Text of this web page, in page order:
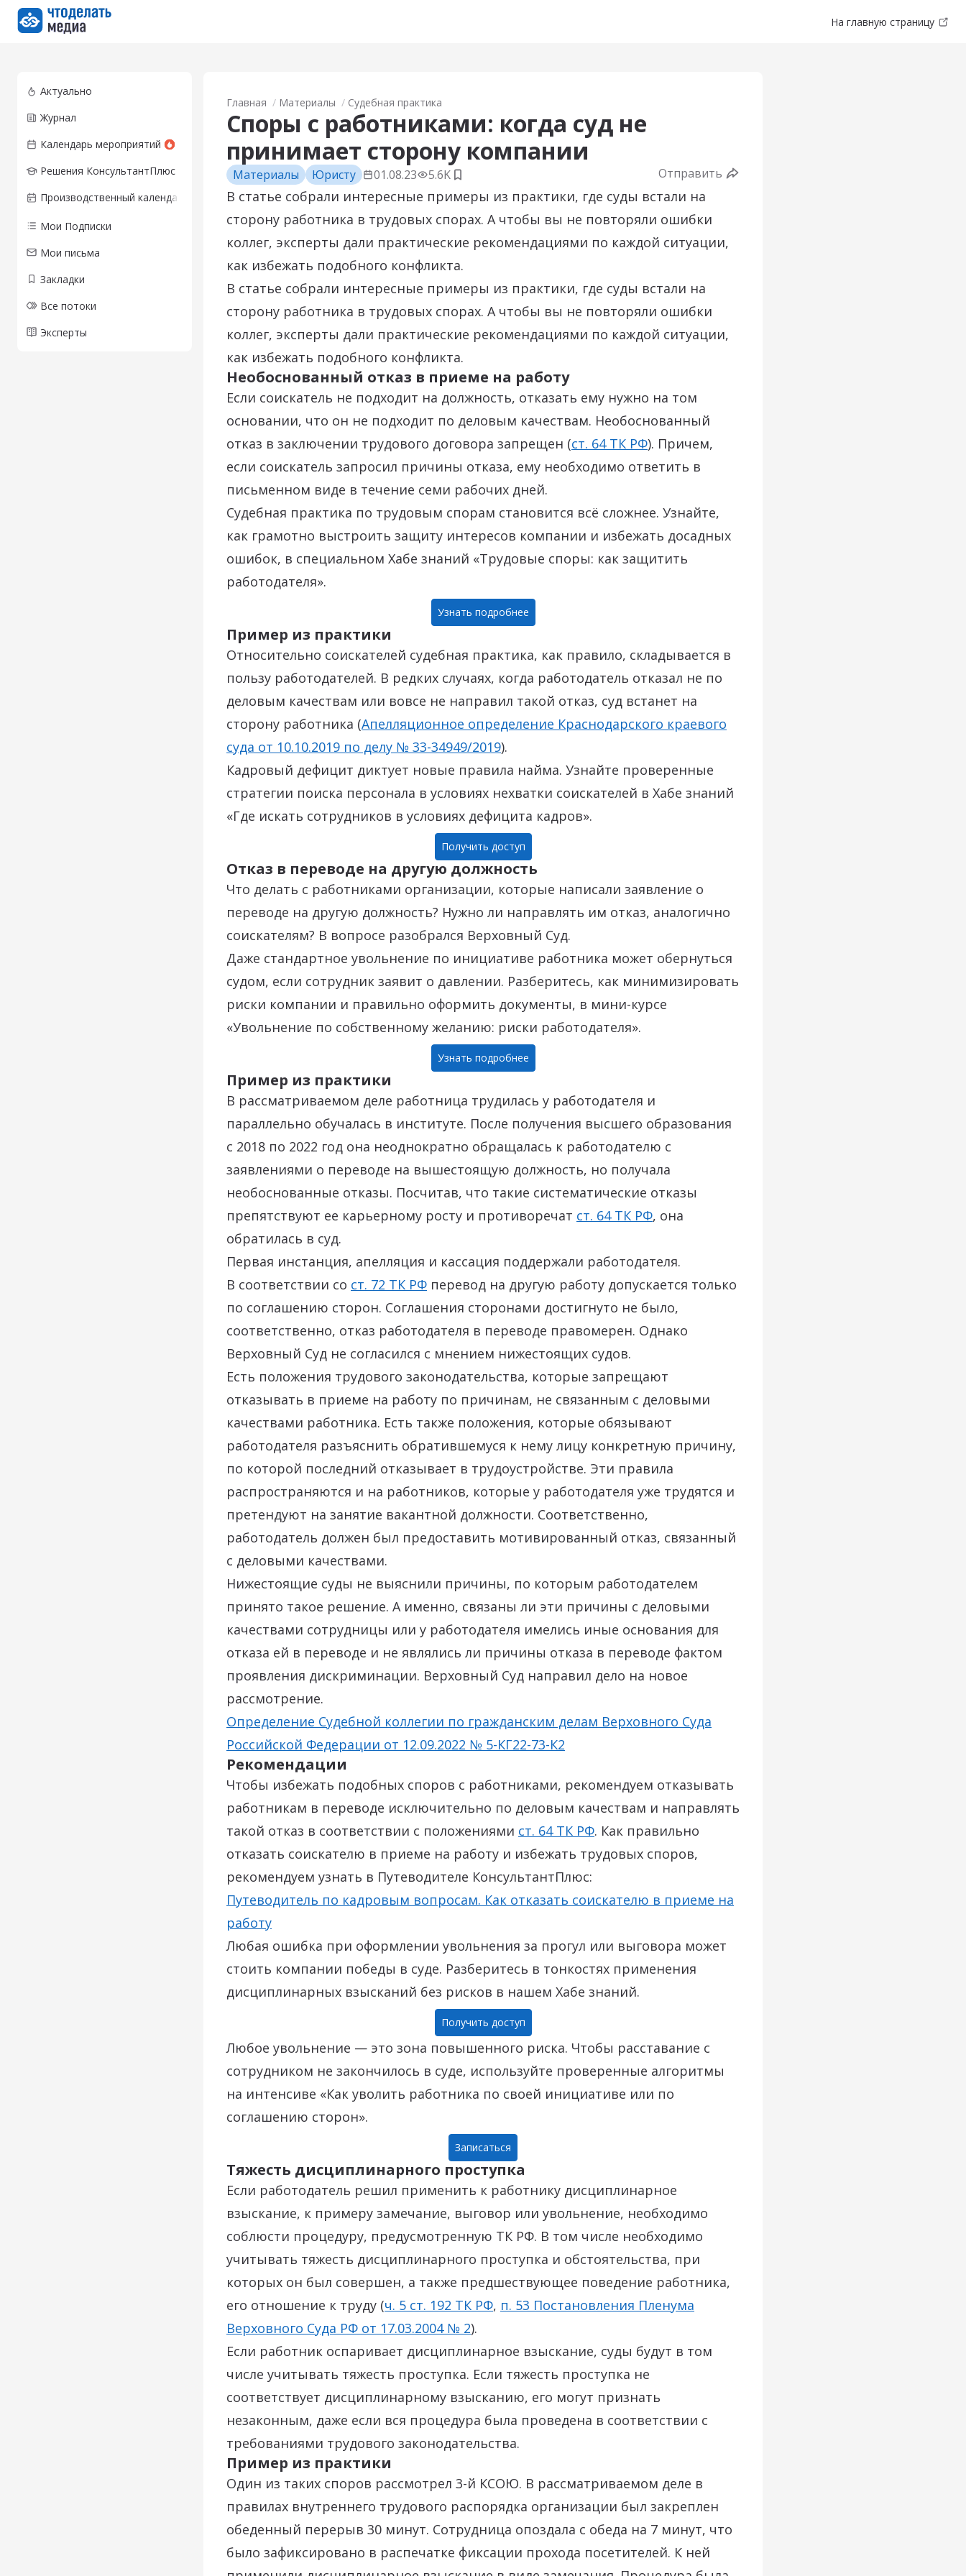
Перейти на главную страницу На главную страницу
Актуально
Журнал
Календарь мероприятий
Решения КонсультантПлюс
Производственный календарь
Мои Подписки
Мои письма
Закладки
Все потоки
Эксперты
Главная Материалы Судебная практика
Споры с работниками: когда суд не
принимает сторону компании
Материалы Юристу 01.08.23 5.6K Добавить в закладки
Отправить
В статье собрали интересные примеры из практики, где суды встали на
сторону работника в трудовых спорах. А чтобы вы не повторяли ошибки
коллег, эксперты дали практические рекомендациями по каждой ситуации,
как избежать подобного конфликта.
В статье собрали интересные примеры из практики, где суды встали на
сторону работника в трудовых спорах. А чтобы вы не повторяли ошибки
коллег, эксперты дали практические рекомендациями по каждой ситуации,
как избежать подобного конфликта.
Необоснованный отказ в приеме на работу
Если соискатель не подходит на должность, отказать ему нужно на том
основании, что он не подходит по деловым качествам. Необоснованный
отказ в заключении трудового договора запрещен (ст. 64 ТК РФ). Причем,
если соискатель запросил причины отказа, ему необходимо ответить в
письменном виде в течение семи рабочих дней.
Судебная практика по трудовым спорам становится всё сложнее. Узнайте,
как грамотно выстроить защиту интересов компании и избежать досадных
ошибок, в специальном Хабе знаний «Трудовые споры: как защитить
работодателя».
Узнать подробнее
Пример из практики
Относительно соискателей судебная практика, как правило, складывается в
пользу работодателей. В редких случаях, когда работодатель отказал не по
деловым качествам или вовсе не направил такой отказ, суд встанет на
сторону работника (Апелляционное определение Краснодарского краевого
суда от 10.10.2019 по делу № 33-34949/2019).
Кадровый дефицит диктует новые правила найма. Узнайте проверенные
стратегии поиска персонала в условиях нехватки соискателей в Хабе знаний
«Где искать сотрудников в условиях дефицита кадров».
Получить доступ
Отказ в переводе на другую должность
Что делать с работниками организации, которые написали заявление о
переводе на другую должность? Нужно ли направлять им отказ, аналогично
соискателям? В вопросе разобрался Верховный Суд.
Даже стандартное увольнение по инициативе работника может обернуться
судом, если сотрудник заявит о давлении. Разберитесь, как минимизировать
риски компании и правильно оформить документы, в мини-курсе
«Увольнение по собственному желанию: риски работодателя».
Узнать подробнее
Пример из практики
В рассматриваемом деле работница трудилась у работодателя и
параллельно обучалась в институте. После получения высшего образования
с 2018 по 2022 год она неоднократно обращалась к работодателю с
заявлениями о переводе на вышестоящую должность, но получала
необоснованные отказы. Посчитав, что такие систематические отказы
препятствуют ее карьерному росту и противоречат ст. 64 ТК РФ, она
обратилась в суд.
Первая инстанция, апелляция и кассация поддержали работодателя.
В соответствии со ст. 72 ТК РФ перевод на другую работу допускается только
по соглашению сторон. Соглашения сторонами достигнуто не было,
соответственно, отказ работодателя в переводе правомерен. Однако
Верховный Суд не согласился с мнением нижестоящих судов.
Есть положения трудового законодательства, которые запрещают
отказывать в приеме на работу по причинам, не связанным с деловыми
качествами работника. Есть также положения, которые обязывают
работодателя разъяснить обратившемуся к нему лицу конкретную причину,
по которой последний отказывает в трудоустройстве. Эти правила
распространяются и на работников, которые у работодателя уже трудятся и
претендуют на занятие вакантной должности. Соответственно,
работодатель должен был предоставить мотивированный отказ, связанный
с деловыми качествами.
Нижестоящие суды не выяснили причины, по которым работодателем
принято такое решение. А именно, связаны ли эти причины с деловыми
качествами сотрудницы или у работодателя имелись иные основания для
отказа ей в переводе и не являлись ли причины отказа в переводе фактом
проявления дискриминации. Верховный Суд направил дело на новое
рассмотрение.
Определение Судебной коллегии по гражданским делам Верховного Суда
Российской Федерации от 12.09.2022 № 5-КГ22-73-К2
Рекомендации
Чтобы избежать подобных споров с работниками, рекомендуем отказывать
работникам в переводе исключительно по деловым качествам и направлять
такой отказ в соответствии с положениями ст. 64 ТК РФ. Как правильно
отказать соискателю в приеме на работу и избежать трудовых споров,
рекомендуем узнать в Путеводителе КонсультантПлюс:
Путеводитель по кадровым вопросам. Как отказать соискателю в приеме на
работу
Любая ошибка при оформлении увольнения за прогул или выговора может
стоить компании победы в суде. Разберитесь в тонкостях применения
дисциплинарных взысканий без рисков в нашем Хабе знаний.
Получить доступ
Любое увольнение — это зона повышенного риска. Чтобы расставание с
сотрудником не закончилось в суде, используйте проверенные алгоритмы
на интенсиве «Как уволить работника по своей инициативе или по
соглашению сторон».
Записаться
Тяжесть дисциплинарного проступка
Если работодатель решил применить к работнику дисциплинарное
взыскание, к примеру замечание, выговор или увольнение, необходимо
соблюсти процедуру, предусмотренную ТК РФ. В том числе необходимо
учитывать тяжесть дисциплинарного проступка и обстоятельства, при
которых он был совершен, а также предшествующее поведение работника,
его отношение к труду (ч. 5 ст. 192 ТК РФ, п. 53 Постановления Пленума
Верховного Суда РФ от 17.03.2004 № 2).
Если работник оспаривает дисциплинарное взыскание, суды будут в том
числе учитывать тяжесть проступка. Если тяжесть проступка не
соответствует дисциплинарному взысканию, его могут признать
незаконным, даже если вся процедура была проведена в соответствии с
требованиями трудового законодательства.
Пример из практики
Один из таких споров рассмотрел 3-й КСОЮ. В рассматриваемом деле в
правилах внутреннего трудового распорядка организации был закреплен
обеденный перерыв 30 минут. Сотрудница опоздала с обеда на 7 минут, что
было зафиксировано в распечатке фиксации прохода посетителей. К ней